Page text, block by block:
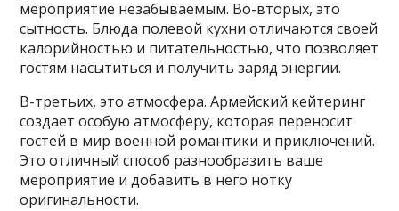
мероприятие незабываемым. Во-вторых, это
сытность. Блюда полевой кухни отличаются своей
калорийностью и питательностью, что позволяет
гостям насытиться и получить заряд энергии.
В-третьих, это атмосфера. Армейский кейтеринг
создает особую атмосферу, которая переносит
гостей в мир военной романтики и приключений.
Это отличный способ разнообразить ваше
мероприятие и добавить в него нотку
оригинальности.